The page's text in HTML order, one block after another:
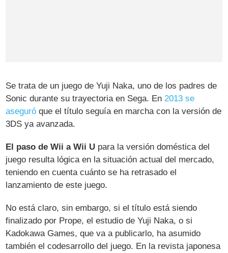
Se trata de un juego de Yuji Naka, uno de los padres de
Sonic durante su trayectoria en Sega. En 2013 se
aseguró que el título seguía en marcha con la versión de
3DS ya avanzada.
El paso de Wii a Wii U para la versión doméstica del
juego resulta lógica en la situación actual del mercado,
teniendo en cuenta cuánto se ha retrasado el
lanzamiento de este juego.
No está claro, sin embargo, si el título está siendo
finalizado por Prope, el estudio de Yuji Naka, o si
Kadokawa Games, que va a publicarlo, ha asumido
también el codesarrollo del juego. En la revista japonesa